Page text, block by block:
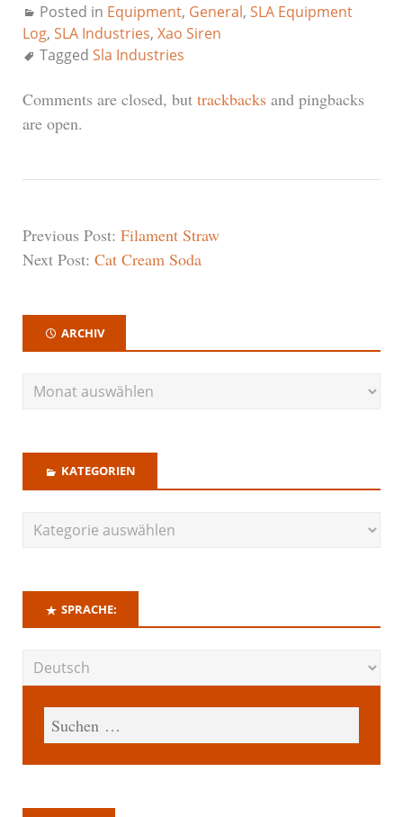
Posted in Equipment, General, SLA Equipment
Log, SLA Industries, Xao Siren
Tagged Sla Industries
Comments are closed, but trackbacks and pingbacks
are open.
Previous Post: Filament Straw
Next Post: Cat Cream Soda
ARCHIV
KATEGORIEN
SPRACHE: